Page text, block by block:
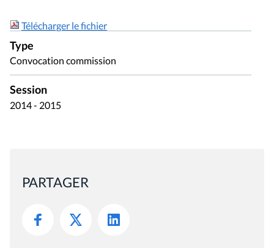
Télécharger le fichier
Type
Convocation commission
Session
2014 - 2015
PARTAGER